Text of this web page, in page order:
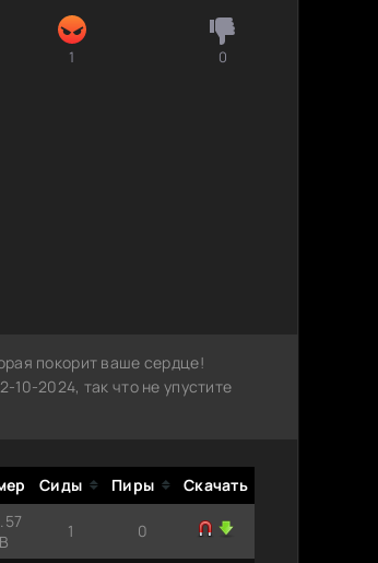
1 0
покорит ваше сердце!
2024, так что не упустите
Сиды Пиры Скачать
1 0